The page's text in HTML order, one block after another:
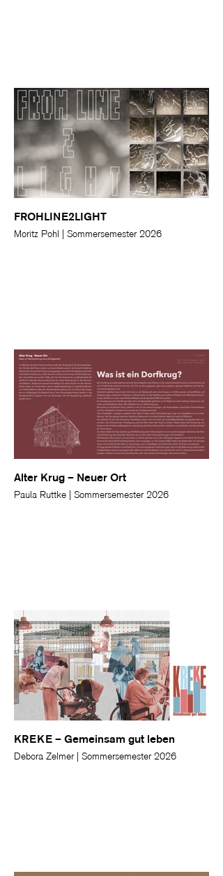
FROHLINE2LIGHT
Moritz Pohl | Sommersemester 2026
Alter Krug – Neuer Ort
Paula Ruttke | Sommersemester 2026
KREKE – Gemeinsam gut leben
Debora Zelmer | Sommersemester 2026